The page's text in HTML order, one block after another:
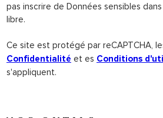
pas inscrire de Données sensibles
libre.
Ce site est protégé par reCAPTCHA,
Confidentialité et es Conditions
s'appliquent.